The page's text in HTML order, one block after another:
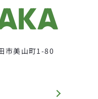
市美山町1-80